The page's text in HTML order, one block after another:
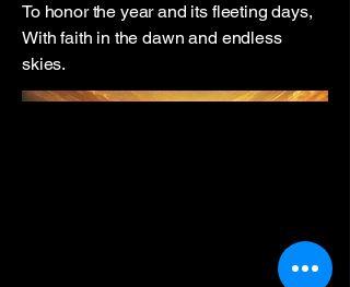
To honor the year and its fleeting days,
With faith in the dawn and endless
skies.